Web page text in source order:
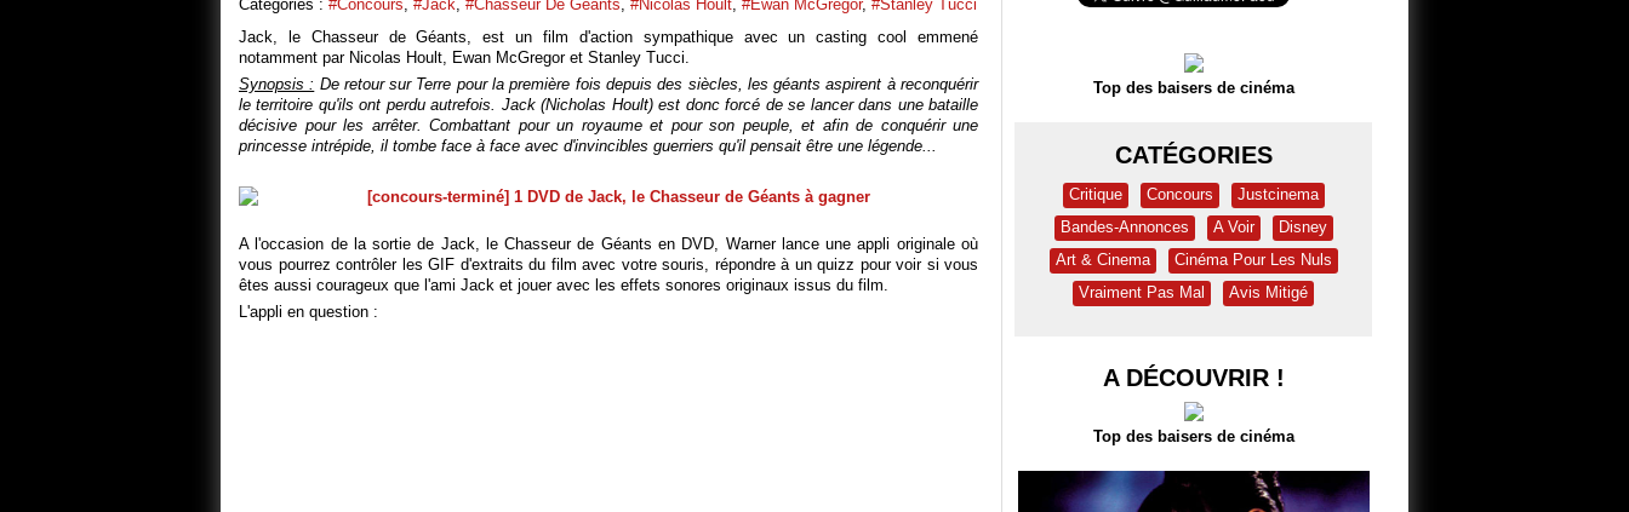
Catégories : #Concours #Jack #Chasseur De Géants #Nicolas Hoult #Ewan McGregor, #Stanley Tucci
Jack, le Chasseur de Géants, est un film d'action sympathique avec un casting cool emmené
notamment par Nicolas Hoult, Ewan McGregor et Stanley Tucci.
Synopsis : De retour sur Terre pour la première fois depuis des siècles, les géants aspirent à reconquérir
le territoire qu'ils ont perdu autrefois. Jack (Nicholas Hoult) est donc forcé de se lancer dans une bataille
décisive pour les arrêter. Combattant pour un royaume et pour son peuple, et afin de conquérir une
princesse intrépide, il tombe face à face avec d'invincibles guerriers qu'il pensait être une légende...
A l'occasion de la sortie de Jack, le Chasseur de Géants en DVD, Warner lance une appli originale où
vous pourrez contrôler les GIF d'extraits du film avec votre souris, répondre à un quizz pour voir si vous
êtes aussi courageux que l'ami Jack et jouer avec les effets sonores originaux issus du film.
L'appli en question :
Top des baisers de cinéma
CATÉGORIES
Critique Concours
Justcinema
Bandes-Annonces
A Voir
Disney
Art & Cinema
Cinéma Pour Les Nuls
Vraiment Pas Mal
Avis Mitigé
A DÉCOUVRIR !
Top des baisers de cinéma